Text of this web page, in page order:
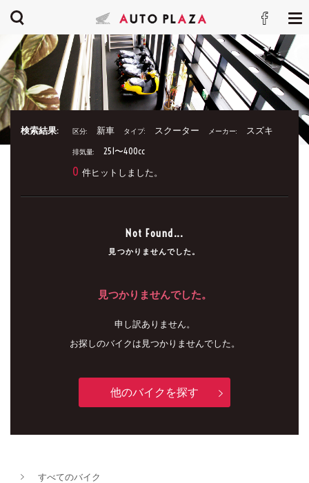
検索結果: 区分: 新車 タイプ: スクーター メーカー: スズキ
排気量: 251〜400cc
0 件ヒットしました。
Not Found...
見つかりませんでした。
見つかりませんでした。
申し訳ありません。
お探しのバイクは見つかりませんでした。
他のバイクを探す
すべてのバイク